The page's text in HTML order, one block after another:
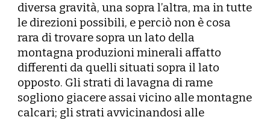
diversa gravità, una sopra l’altra, ma in tutte
le direzioni possibili, e perciò non è cosa
rara di trovare sopra un lato della
montagna produzioni minerali affatto
differenti da quelli situati sopra il lato
opposto. Gli strati di lavagna di rame
sogliono giacere assai vicino alle montagne
calcari; gli strati avvicinandosi alle